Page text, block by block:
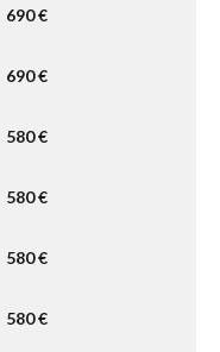
690 €
690 €
580 €
580 €
580 €
580 €